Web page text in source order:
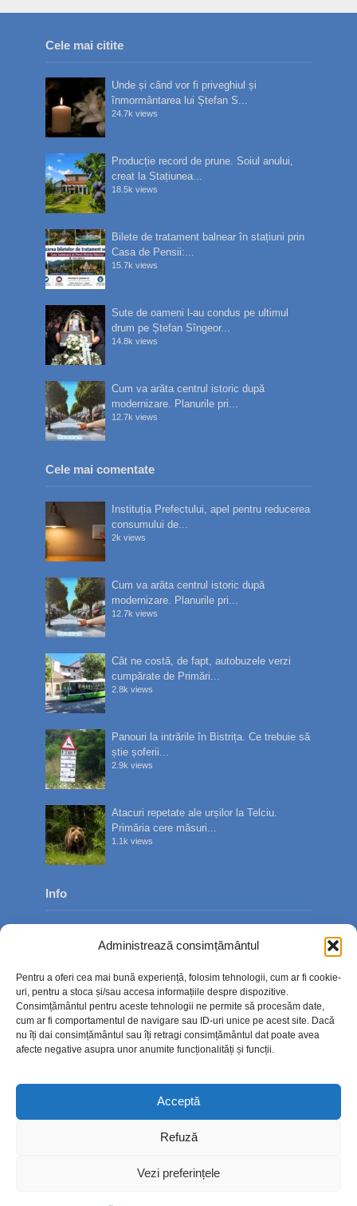
Administrează consimțământul
Pentru a oferi cea mai bună experiență, folosim tehnologii, cum ar fi cookie-
uri, pentru a stoca și/sau accesa informațiile despre dispozitive.
Consimțământul pentru aceste tehnologii ne permite să procesăm date,
cum ar fi comportamentul de navigare sau ID-uri unice pe acest site. Dacă
nu îți dai consimțământul sau îți retragi consimțământul dat poate avea
afecte negative asupra unor anumite funcționalități și funcții.
Acceptă
Refuză
Vezi preferințele
Cele mai citite
Unde și când vor fi priveghiul și
înmormântarea lui Ștefan S...
24.7k views
Producție record de prune. Soiul anului,
creat la Stațiunea...
18.5k views
Bilete de tratament balnear în stațiuni prin
Casa de Pensii:...
15.7k views
Sute de oameni l-au condus pe ultimul
drum pe Ștefan Sîngeor...
14.8k views
Cum va arăta centrul istoric după
modernizare. Planurile pri...
12.7k views
Cele mai comentate
Instituția Prefectului, apel pentru reducerea
consumului de...
2k views
Cum va arăta centrul istoric după
modernizare. Planurile pri...
12.7k views
Cât ne costă, de fapt, autobuzele verzi
cumpărate de Primări...
2.8k views
Panouri la intrările în Bistrița. Ce trebuie să
știe șoferii...
2.9k views
Atacuri repetate ale urșilor la Telciu.
Primăria cere măsuri...
1.1k views
Info
Contact
Politica de confidențialitate
Politică cookie-uri (UE)